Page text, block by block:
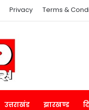
Privacy Terms &
उत्तराखंड झारखण्ड